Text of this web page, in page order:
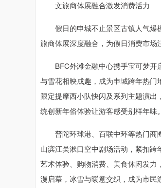
文旅商体展融合激发消费活力
假日的申城不止景区古镇人气爆
旅商体展深度融合，为假日消费市场
BFC外滩金融中心携手宝可梦开
与雪花相映成趣，成为申城跨年热门
限定提摩西小队快闪及系列主题演出
统创新年俗体验让游客感受别样年味。
普陀环球港、百联中环等热门商
山滨江吴淞口空中剧场活动，紧扣
艺术体验、购物消费、美食休闲发力
漫启幕，冰雪与暖意交织，成为市民